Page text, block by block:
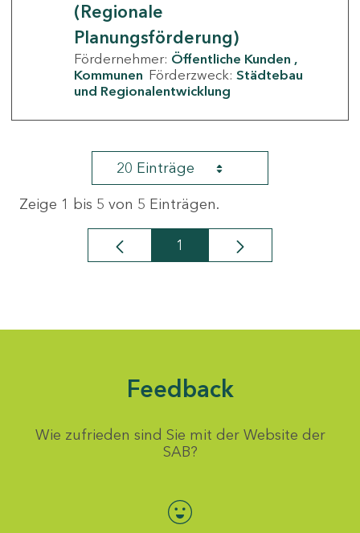
(Regionale
Planungsförderung)
Fördernehmer: Öffentliche Kunden
Kommunen Förderzweck: Städtebau
und Regionalentwicklung
20 Einträge
Zeige 1 bis 5 von 5 Einträgen.
Seite
1
Feedback
Wie zufrieden sind Sie mit der Website der
SAB?
Bewertung auswählen